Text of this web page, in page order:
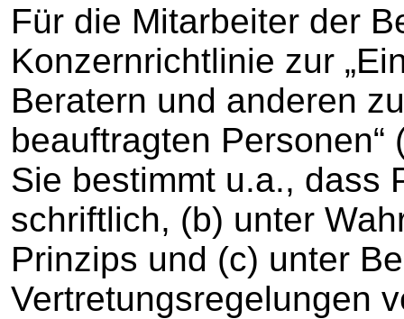
Für die Mitarbeiter der
Konzernrichtlinie zur
Beratern und anderen
beauftragten
Sie bestimmt u.a., dass
schriftlich, (b) unter
Prinzips und (c) unter
Vertretungsregelungen